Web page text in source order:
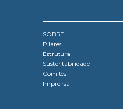
SOBRE
Pilares
Estrutura
Sustentabilidade
Comitês
Imprensa